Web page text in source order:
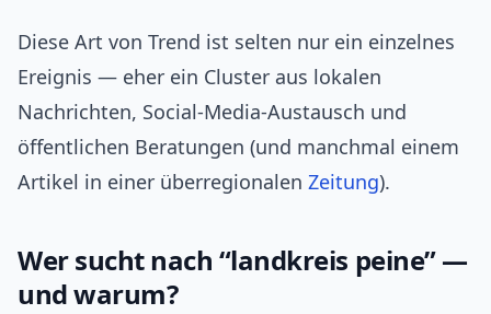
Diese Art von Trend ist selten nur ein einzelnes
Ereignis — eher ein Cluster aus lokalen
Nachrichten, Social‑Media‑Austausch und
öffentlichen Beratungen (und manchmal einem
Artikel in einer überregionalen Zeitung).
Wer sucht nach “landkreis peine” —
und warum?